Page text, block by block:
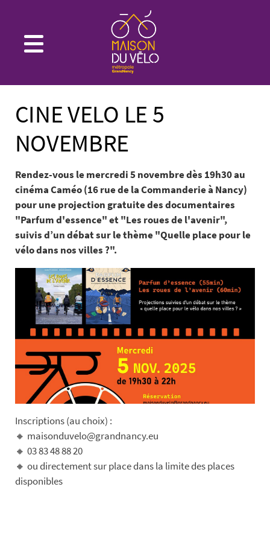
CINE VELO LE 5
NOVEMBRE
Rendez-vous le mercredi 5 novembre dès 19h30 au
cinéma Caméo (16 rue de la Commanderie à Nancy)
pour une projection gratuite des documentaires
"Parfum d'essence" et "Les roues de l'avenir",
suivis d’un débat sur le thème "Quelle place pour le
vélo dans nos villes ?".
Inscriptions (au choix) :
🔸 maisonduvelo@grandnancy.eu
🔸 03 83 48 88 20
🔸 ou directement sur place dans la limite des places
disponibles